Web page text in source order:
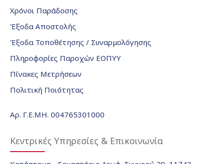
Χρόνοι Παράδοσης
Έξοδα Αποστολής
Έξοδα Τοποθέτησης / Συναρμολόγησης
Πληροφορίες Παροχών ΕΟΠΥΥ
Πίνακες Μετρήσεων
Πολιτική Ποιότητας
Αρ. Γ.Ε.ΜΗ. 004765301000
Κεντρικές Υπηρεσίες & Επικοινωνία